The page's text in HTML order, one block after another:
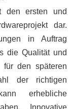
den ersten und
dar.
in Auftrag
die Qualität und
für den späteren
der richtigen
erhebliche
Innovative